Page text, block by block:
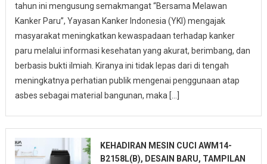
tahun ini mengusung semakmangat “Bersama Melawan
Kanker Paru”, Yayasan Kanker Indonesia (YKI) mengajak
masyarakat meningkatkan kewaspadaan terhadap kanker
paru melalui informasi kesehatan yang akurat, berimbang, dan
berbasis bukti ilmiah. Kiranya ini tidak lepas dari di tengah
meningkatnya perhatian publik mengenai penggunaan atap
asbes sebagai material bangunan, maka […]
KEHADIRAN MESIN CUCI AWM14-
B2158L(B), DESAIN BARU, TAMPILAN